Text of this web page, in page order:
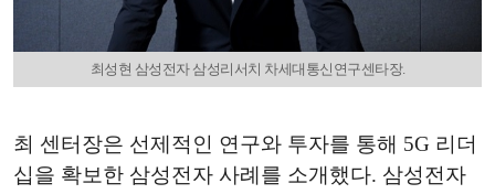
최성현 삼성전자 삼성리서치 차세대통신연구센타장.
최 센터장은 선제적인 연구와 투자를 통해 5G 리더
십을 확보한 삼성전자 사례를 소개했다. 삼성전자